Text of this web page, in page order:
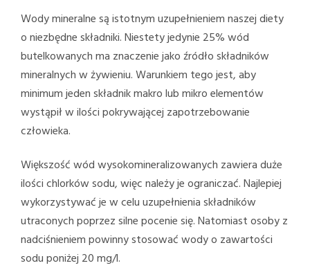
Wody mineralne są istotnym uzupełnieniem naszej diety
o niezbędne składniki. Niestety jedynie 25% wód
butelkowanych ma znaczenie jako źródło składników
mineralnych w żywieniu. Warunkiem tego jest, aby
minimum jeden składnik makro lub mikro elementów
wystąpił w ilości pokrywającej zapotrzebowanie
człowieka.
Większość wód wysokomineralizowanych zawiera duże
ilości chlorków sodu, więc należy je ograniczać. Najlepiej
wykorzystywać je w celu uzupełnienia składników
utraconych poprzez silne pocenie się. Natomiast osoby z
nadciśnieniem powinny stosować wody o zawartości
sodu poniżej 20 mg/l.